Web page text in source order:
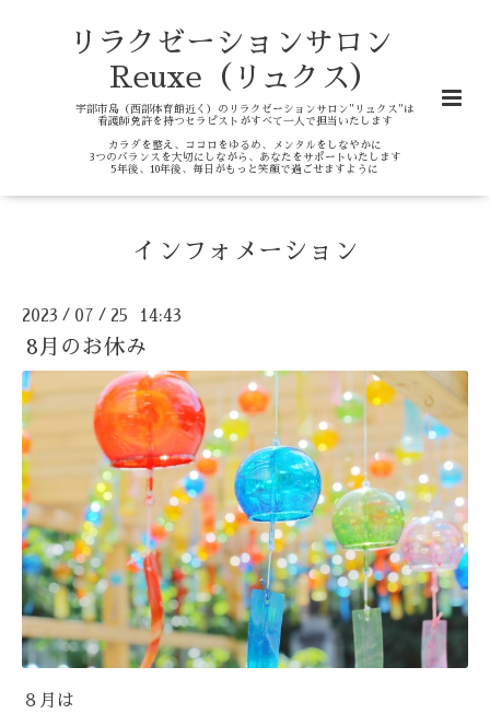
リラクゼーションサロン
Reuxe（リュクス）
宇部市島（西部体育館近く）のリラクゼーションサロン"リュクス"は
看護師免許を持つセラピストがすべて一人で担当いたします
カラダを整え、ココロをゆるめ、メンタルをしなやかに
3つのバランスを大切にしながら、あなたをサポートいたします
5年後、10年後、毎日がもっと笑顔で過ごせますように
インフォメーション
2023 / 07 / 25 14:43
8月のお休み
８月は